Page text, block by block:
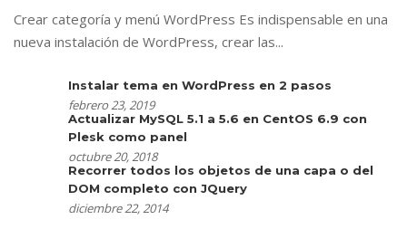
Crear categoría y menú WordPress Es indispensable en una
nueva instalación de WordPress, crear las...
Instalar tema en WordPress en 2 pasos
febrero 23, 2019
Actualizar MySQL 5.1 a 5.6 en CentOS 6.9 con
Plesk como panel
octubre 20, 2018
Recorrer todos los objetos de una capa o del
DOM completo con JQuery
diciembre 22, 2014